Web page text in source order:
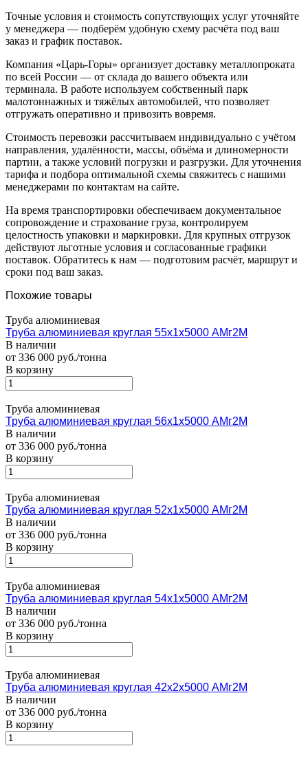
Точные условия и стоимость сопутствующих услуг уточняйте
у менеджера — подберём удобную схему расчёта под ваш
заказ и график поставок.
Компания «Царь-Горы» организует доставку металлопроката
по всей России — от склада до вашего объекта или
терминала. В работе используем собственный парк
малотоннажных и тяжёлых автомобилей, что позволяет
отгружать оперативно и привозить вовремя.
Стоимость перевозки рассчитываем индивидуально с учётом
направления, удалённости, массы, объёма и длиномерности
партии, а также условий погрузки и разгрузки. Для уточнения
тарифа и подбора оптимальной схемы свяжитесь с нашими
менеджерами по контактам на сайте.
На время транспортировки обеспечиваем документальное
сопровождение и страхование груза, контролируем
целостность упаковки и маркировки. Для крупных отгрузок
действуют льготные условия и согласованные графики
поставок. Обратитесь к нам — подготовим расчёт, маршрут и
сроки под ваш заказ.
Похожие товары
Труба алюминиевая
Труба алюминиевая круглая 55х1х5000 АМг2М
В наличии
от 336 000 руб./тонна
В корзину
Труба алюминиевая
Труба алюминиевая круглая 56х1х5000 АМг2М
В наличии
от 336 000 руб./тонна
В корзину
Труба алюминиевая
Труба алюминиевая круглая 52х1х5000 АМг2М
В наличии
от 336 000 руб./тонна
В корзину
Труба алюминиевая
Труба алюминиевая круглая 54х1х5000 АМг2М
В наличии
от 336 000 руб./тонна
В корзину
Труба алюминиевая
Труба алюминиевая круглая 42х2х5000 АМг2М
В наличии
от 336 000 руб./тонна
В корзину